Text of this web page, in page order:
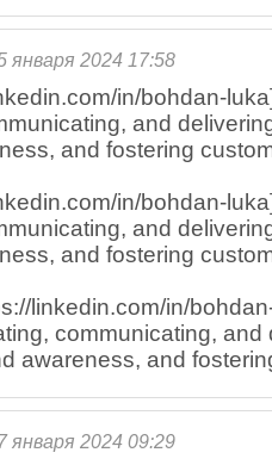
января 2024 17:58
in/bohdan-
and
and fostering
in/bohdan-
and
and fostering
linkedin.com/in/
communicating,
awareness, and
января 2024 09:29